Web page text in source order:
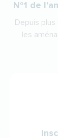
N°1 de
Depuis
les